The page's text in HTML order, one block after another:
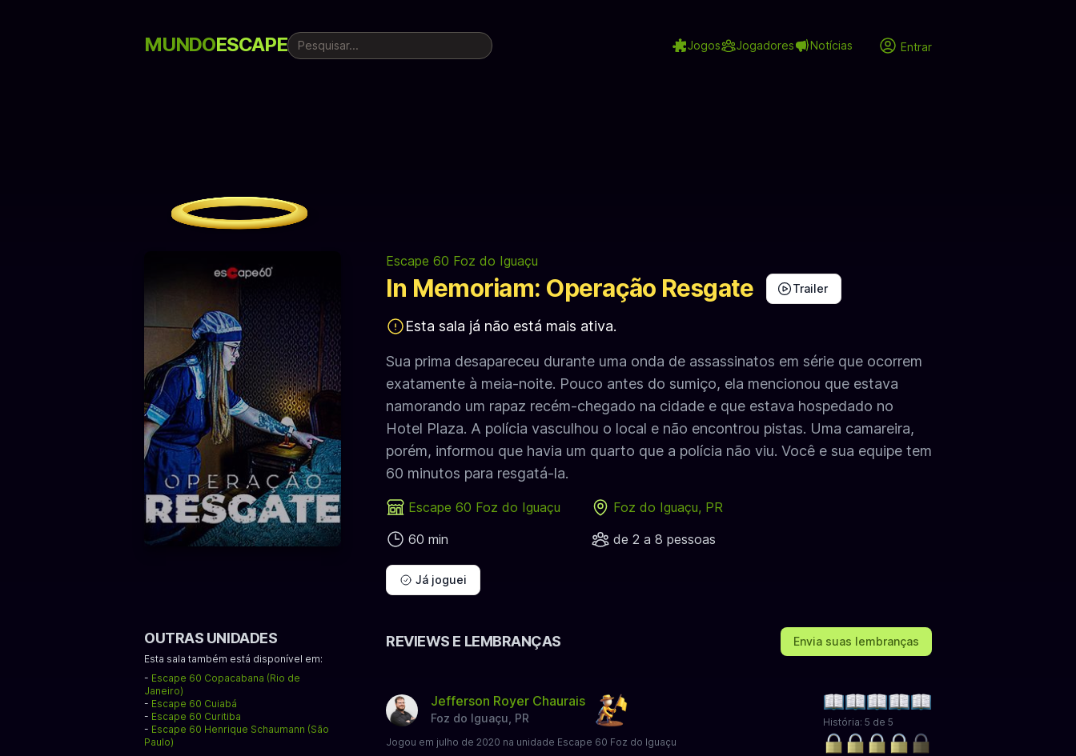
MUNDOESCAPE Jogos Jogadores Notícias Entrar
Escape 60 Foz do Iguaçu
In Memoriam: Operação Resgate Trailer
Esta sala já não está mais ativa.
Sua prima desapareceu durante uma onda de assassinatos em série que ocorrem
exatamente à meia-noite. Pouco antes do sumiço, ela mencionou que estava
namorando um rapaz recém-chegado na cidade e que estava hospedado no
Hotel Plaza. A polícia vasculhou o local e não encontrou pistas. Uma camareira,
porém, informou que havia um quarto que a polícia não viu. Você e sua equipe tem
60 minutos para resgatá-la.
Escape 60 Foz do Iguaçu
Foz do Iguaçu, PR
60 min
de 2 a 8 pessoas
Já joguei
REVIEWS E LEMBRANÇAS Envia suas lembranças
Jefferson Royer Chaurais
Foz do Iguaçu, PR
Jogou em julho de 2020 na unidade Escape 60 Foz do Iguaçu
História: 5 de 5
OUTRAS UNIDADES
Esta sala também está disponível em:
- Escape 60 Copacabana (Rio de
Janeiro)
- Escape 60 Cuiabá
- Escape 60 Curitiba
- Escape 60 Henrique Schaumann (São
Paulo)